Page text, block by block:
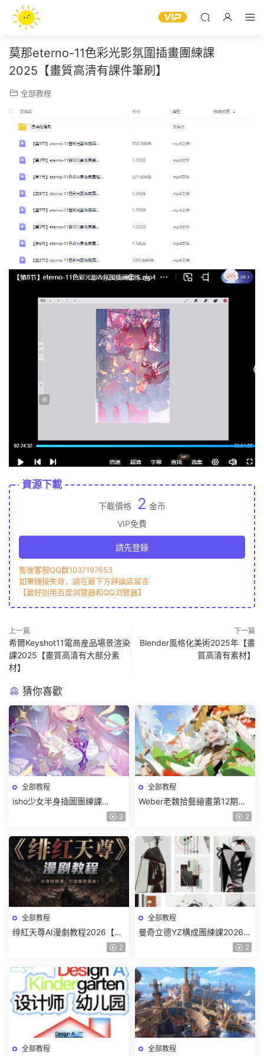
莫那eterno-11色彩光影氛圍插畫團練課
2025【畫質高清有課件筆刷】
全部教程
資源下載
下載價格 2 金币
VIP免費
請先登錄
售後客服QQ群1037197653
如果鏈接失效，請在最下方評論區留言
【最好别用百度浏覽器和QQ浏覽器】
上一篇
希爾Keyshot11電商産品場景渲染
課2025【畫質高清有大部分素
材】
下一篇
Blender風格化美術2025年【畫
質高清有素材】
猜你喜歡
全部教程
isho少女半身插圖團練課
2026【畫質高清隻有視頻】 2
全部教程
Weber老魏拾藝繪畫第12期角
色特訓班【畫質不錯隻有視
2
全部教程
绯紅天尊AI漫劇教程2026【畫
2
全部教程
曼奇立德YZ構成團練課2026年
8月已結課【畫質高清有課件】
2
全部教程 全部教程